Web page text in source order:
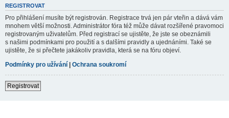
REGISTROVAT
Pro přihlášení musíte být registrován. Registrace trvá jen pár vteřin a dává vám
mnohem větší možnosti. Administrátor fóra též může dávat rozšířené pravomoci
registrovaným uživatelům. Před registrací se ujistěte, že jste se obeznámili
s našimi podmínkami pro použití a s dalšími pravidly a ujednáními. Také se
ujistěte, že si přečtete jakákoliv pravidla, která se na fóru objeví.
Podmínky pro užívání | Ochrana soukromí
Registrovat